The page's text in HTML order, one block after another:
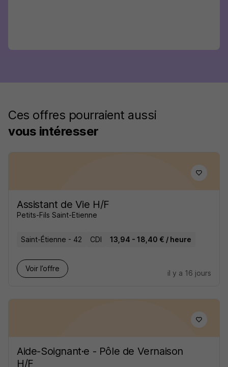
Ces offres pourraient aussi
vous intéresser
Assistant de Vie H/F
Petits-Fils Saint-Etienne
Saint-Étienne - 42 CDI 13,94 - 18,40 € / heure
Voir l’offre
il y a 16 jours
Aide-Soignant·e - Pôle de Vernaison
H/F